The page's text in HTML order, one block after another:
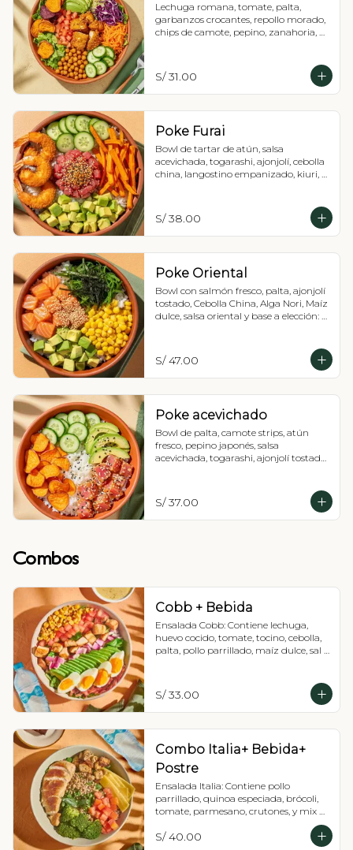
Lechuga romana, tomate, palta,
garbanzos crocantes, repollo morado,
chips de camote, pepino, zanahoria,
S/ 31.00
Poke Furai
Bowl de tartar de atún, salsa
acevichada, togarashi, ajonjolí, cebolla
china, langostino empanizado, kiuri,
S/ 38.00
Poke Oriental
Bowl con salmón fresco, palta, ajonjolí
tostado, Cebolla China, Alga Nori, Maíz
dulce, salsa oriental y base a elección:
S/ 47.00
Poke acevichado
Bowl de palta, camote strips, atún
fresco, pepino japonés, salsa
acevichada, togarashi, ajonjolí tostado,
S/ 37.00
Combos
Cobb + Bebida
Ensalada Cobb: Contiene lechuga,
huevo cocido, tomate, tocino, cebolla,
palta, pollo parrillado, maíz dulce, sal y
S/ 33.00
Combo Italia+ Bebida+
Postre
Ensalada Italia: Contiene pollo
parrillado, quinoa especiada, brócoli,
tomate, parmesano, crutones, y mix de
vinagreta de pesto (tiene maní) +
S/ 40.00